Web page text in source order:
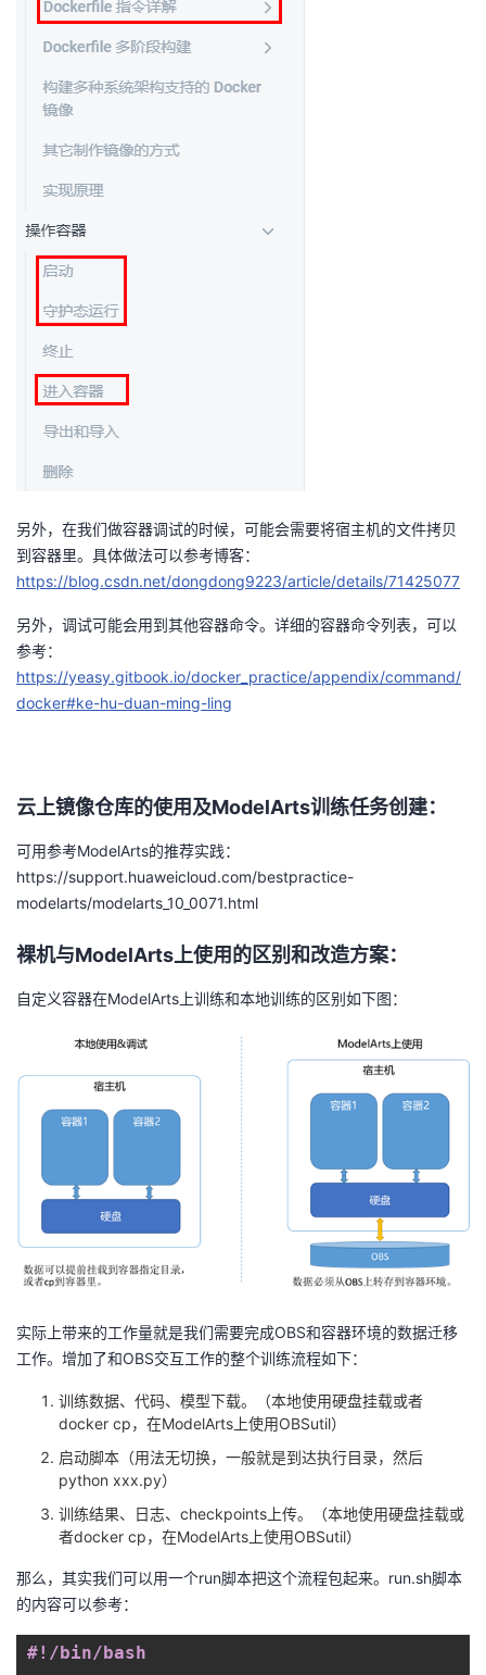
坛
圈
子
的
直
我
的
动
我
关
注
开
者
学
的
程
我
认
证
的
实
我
的
藏
的
我
支
持
技
支
持
的
声
建
另外，在我们做容器调试的时候，可能会需要将宿主机的文件拷贝
到容器里。具体做法可以参考博客：
https://blog.csdn.net/dongdong9223/article/details/71425077
另外，调试可能会用到其他容器命令。详细的容器命令列表，可以
参考：
https://yeasy.gitbook.io/docker_practice/appendix/command/
docker#ke-hu-duan-ming-ling
云上镜像仓库的使用及ModelArts训练任务创建：
可用参考ModelArts的推荐实践：
https://support.huaweicloud.com/bestpractice-
modelarts/modelarts_10_0071.html
裸机与ModelArts上使用的区别和改造方案：
自定义容器在ModelArts 上训练和本地训练的区别如下图：
实际上带来的工作量就是我们需要完成OBS和容器环境的数据迁移
工作。增加了和OBS交互工作的整个训练流程如下：
训练数据、代码、模型下载。（本地使用硬盘挂载或者
docker cp，在ModelArts 上使用OBSutil）
启动脚本（用法无切换，一般就是到达执行目录，然后
python xxx.py）
训练结果、日志、 checkpoints 上传。（本地使用硬盘挂载或
者docker cp，在ModelArts 上使用OBSutil）
那么，其实我们可以用一个run脚本把这个流程包起来。 run.sh脚本
的内容可以参考：
#!/bin/bash